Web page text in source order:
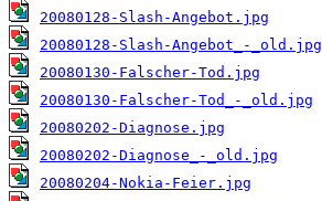
20080128-Slash-Angebot.jpg
20080128-Slash-Angebot_-_old.jpg
20080130-Falscher-Tod.jpg
20080130-Falscher-Tod_-_old.jpg
20080202-Diagnose.jpg
20080202-Diagnose_-_old.jpg
20080204-Nokia-Feier.jpg